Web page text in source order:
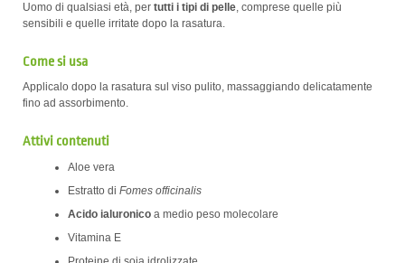
Uomo di qualsiasi età, per tutti i tipi di pelle, comprese quelle più
sensibili e quelle irritate dopo la rasatura.
Come si usa
Applicalo dopo la rasatura sul viso pulito, massaggiando delicatamente
fino ad assorbimento.
Attivi contenuti
Aloe vera
Estratto di Fomes officinalis
Acido ialuronico a medio peso molecolare
Vitamina E